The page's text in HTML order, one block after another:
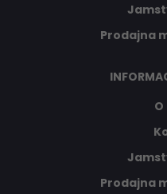
Prodajna
Prodajna